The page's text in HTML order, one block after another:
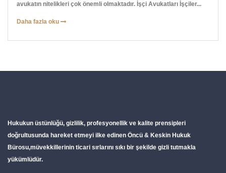
avukatın nitelikleri çok önemli olmaktadır. İşçi Avukatları İşçiler...
Daha fazla oku
Hukukun üstünlüğü, gizlilik, profesyonellik ve kalite prensipleri
doğrultusunda hareket etmeyi ilke edinen Öncü & Keskin Hukuk
Bürosu,müvekkillerinin ticari sırlarını sıkı bir şekilde gizli tutmakla
yükümlüdür.